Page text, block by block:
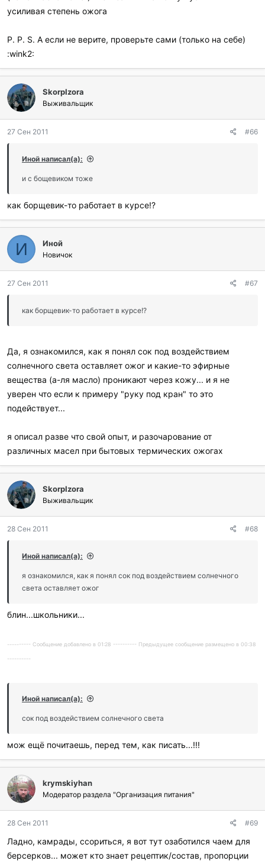
усиливая степень ожога
P. P. S. А если не верите, проверьте сами (только на себе)
:wink2:
SkorpIzora
Выживальщик
27 Сен 2011 #66
Иной написал(а):
и с бощевиком тоже
как борщевик-то работает в курсе!?
И Иной
Новичок
27 Сен 2011 #67
как борщевик-то работает в курсе!?
Да, я ознакомился, как я понял сок под воздействием
солнечного света оставляет ожог и какие-то эфирные
вещества (а-ля масло) проникают через кожу... и я не
уверен что если к примеру "руку под кран" то это
подействует...
я описал разве что свой опыт, и разочарование от
различных масел при бытовых термических ожогах
SkorpIzora
Выживальщик
28 Сен 2011 #68
Иной написал(а):
я ознакомился, как я понял сок под воздействием солнечного
света оставляет ожог
блин...школьники...
---------- Сообщение добавлено в 01:28 ---------- Предыдущее сообщение размещено в 00:38
----------
Иной написал(а):
сок под воздействием солнечного света
мож ещё почитаешь, перед тем, как писать...!!!
krymskiyhan
Модератор раздела "Организация питания"
28 Сен 2011 #69
Ладно, камрады, ссориться, я вот тут озаботился чаем для
берсерков... может кто знает рецептик/состав, пропорции